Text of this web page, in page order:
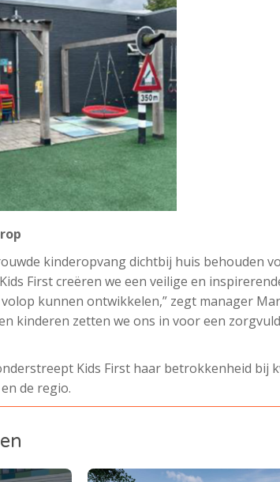
kinderopvang dichtbij huis behouden
First creëren we een veilige en
kunnen ontwikkelen,” zegt manager
kinderen zetten we ons in voor een
Kids First haar betrokkenheid bij
de regio.